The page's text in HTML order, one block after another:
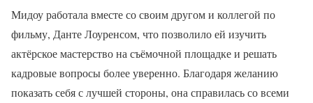
Мидоу работала вместе со своим другом и коллегой по
фильму, Данте Лоуренсом, что позволило ей изучить
актёрское мастерство на съёмочной площадке и решать
кадровые вопросы более уверенно. Благодаря желанию
показать себя с лучшей стороны, она справилась со всеми